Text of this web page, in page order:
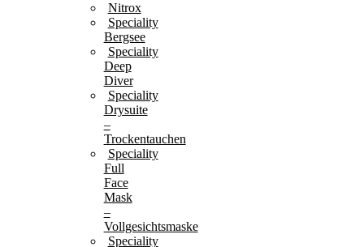
Nitrox
Speciality
Bergsee
Speciality
Deep
Diver
Speciality
Drysuite
–
Trockentauchen
Speciality
Full
Face
Mask
–
Vollgesichtsmaske
Speciality